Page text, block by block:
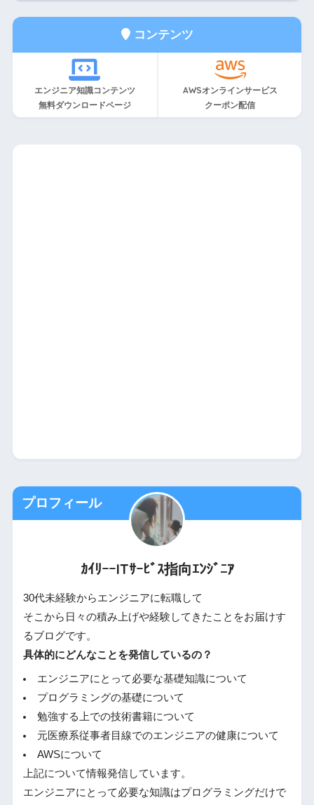
コンテンツ
エンジニア知識コンテンツ
無料ダウンロードページ
AWSオンラインサービス
クーポン配信
プロフィール
ｶｲﾘｰｰITｻｰﾋﾞｽ指向ｴﾝｼﾞﾆｱ
30代未経験からエンジニアに転職して
そこから日々の積み上げや経験してきたことをお届けす
るブログです。
具体的にどんなことを発信しているの？
エンジニアにとって必要な基礎知識について
プログラミングの基礎について
勉強する上での技術書籍について
元医療系従事者目線でのエンジニアの健康について
AWSについて
上記について情報発信しています。
エンジニアにとって必要な知識はプログラミングだけで